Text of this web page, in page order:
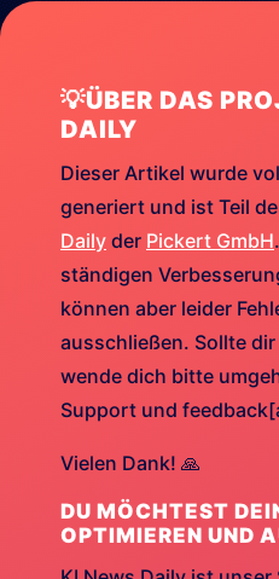
💡ÜBER DAS
DAILY
Dieser Artikel wurde
generiert und ist Teil
Daily der Pickert GmbH
ständigen
können aber leider
ausschließen. Sollte
wende dich bitte
Support und
Vielen Dank! 🙏
DU MÖCHTEST
OPTIMIEREN UND